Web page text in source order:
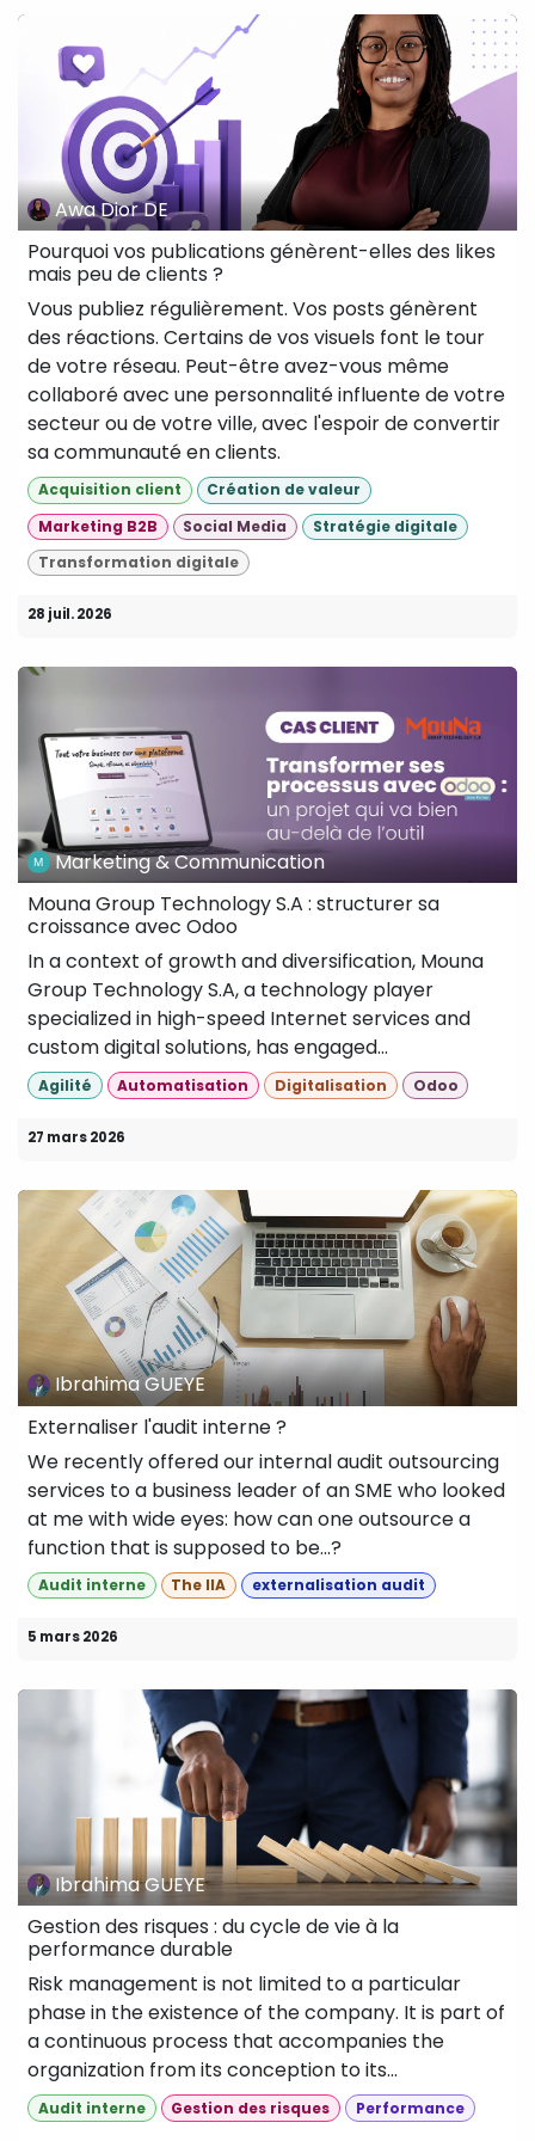
Awa Dior DE
Pourquoi vos publications génèrent-elles des likes
mais peu de clients ?
Vous publiez régulièrement. Vos posts génèrent
des réactions. Certains de vos visuels font le tour
de votre réseau. Peut-être avez-vous même
collaboré avec une personnalité influente de votre
secteur ou de votre ville, avec l'espoir de convertir
sa communauté en clients.
Acquisition client
Création de valeur
Marketing B2B
Social Media
Stratégie digitale
Transformation digitale
28 juil. 2026
Marketing & Communication
Mouna Group Technology S.A : structurer sa
croissance avec Odoo
In a context of growth and diversification, Mouna
Group Technology S.A, a technology player
specialized in high-speed Internet services and
custom digital solutions, has engaged...
Agilité Automatisation Digitalisation Odoo
27 mars 2026
Ibrahima GUEYE
Externaliser l'audit interne ?
We recently offered our internal audit outsourcing
services to a business leader of an SME who looked
at me with wide eyes: how can one outsource a
function that is supposed to be...?
Audit interne The IIA externalisation audit
5 mars 2026
Ibrahima GUEYE
Gestion des risques : du cycle de vie à la
performance durable
Risk management is not limited to a particular
phase in the existence of the company. It is part of
a continuous process that accompanies the
organization from its conception to its...
Audit interne Gestion des risques Performance